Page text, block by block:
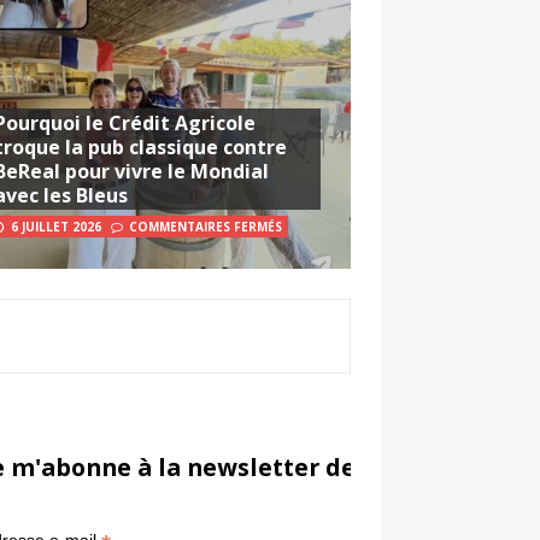
le Crédit Agricole
la pub classique contre
pour vivre le Mondial
les Bleus
6 JUILLET 2026 COMMENTAIRES FERMÉS
m'abonne à la newsletter de